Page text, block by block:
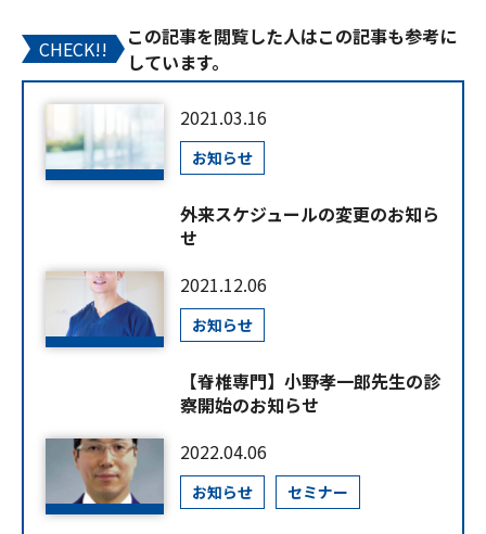
CHECK!!
この記事を閲覧した人はこの記事も参考に
しています。
2021.03.16
お知らせ
外来スケジュールの変更のお知ら
せ
2021.12.06
お知らせ
【脊椎専門】小野孝一郎先生の診
察開始のお知らせ
2022.04.06
お知らせ セミナー